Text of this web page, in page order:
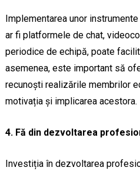
Implementarea unor
ar fi platformele de chat,
periodice de echipă, poate
asemenea, este important să
recunoști realizările membrilor
motivația și implicarea acestora.
4. Fă din dezvoltarea
Investiția în dezvoltarea